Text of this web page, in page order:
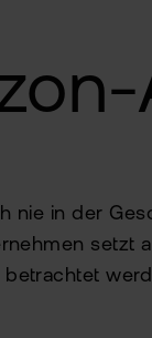
nie in der
setzt